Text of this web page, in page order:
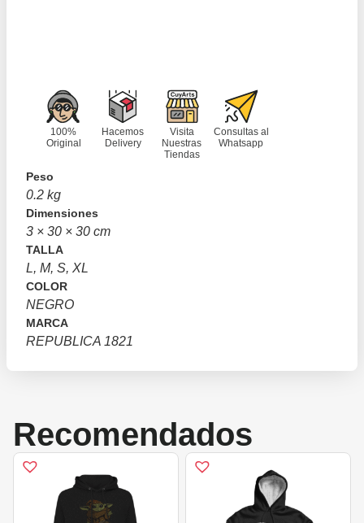
100%
Original
Hacemos
Delivery
Visita
Nuestras
Tiendas
Consultas al
Whatsapp
Peso
0.2 kg
Dimensiones
3 × 30 × 30 cm
TALLA
L, M, S, XL
COLOR
NEGRO
MARCA
REPUBLICA 1821
Recomendados